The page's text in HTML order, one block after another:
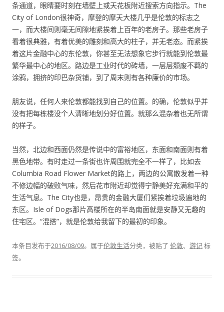
条通道，眼睛要时刻在墙壁上或天花板附近搜索方向指示。The
City of London很神奇，摩登的摩天大楼几乎是伦敦的标志之
一，而大楼间则毫无间隙地紧挨着上百年的老房子。那些老房子
看着很典雅，有着优美的雕刻和高大的柱子，并无老态。而紧挨
着这片金融中心的东伦敦，你甚至无法想象它步行就能到伦敦最
繁华最中心的地区。路边是工业时代的砖墙，一层层颓废不羁的
涂鸦，拥挤的印巴杂货铺，到了周末则有各种廉价的市场。
朋友说，任何人来伦敦都能找到自己的位置。的确，伦敦似乎并
没有把每栋楼没个人清晰地划分好位置。就那么混杂着也无所谓
的样子。
当然，北边和西面仍然是传说中的富裕地区，东面和南面则有着
黑色地带。有时走过一条街也许周围就完全不一样了，比如去
Columbia Road Flower Market的路上，两边的公寓散发着一种
不修边幅的破败气味，然后花市附近却觉得宁静美好充满和平的
生活气息。The City也是，昂贵的金融大厦们紧挨着垃圾遍地的
东区。Isle of Dogs那片高楼所在的半岛南面就是安静又无趣的
住宅区。“混搭”，就是伦敦给我留下的最初的印象。
本条目发布于2016/08/09。属于伦敦生活分类，被贴了 伦敦、 游记标
签。